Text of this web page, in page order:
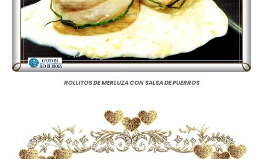
ROLLITOS DE MERLUZA CON SALSA DE PUERROS